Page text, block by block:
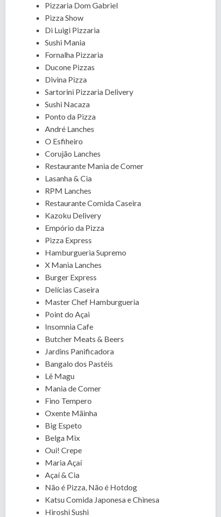
Pizzaria Dom Gabriel
Pizza Show
Di Luigi Pizzaria
Sushi Mania
Fornalha Pizzaria
Ducone Pizzas
Divina Pizza
Sartorini Pizzaria Delivery
Sushi Nacaza
Ponto da Pizza
André Lanches
O Esfiheiro
Corujão Lanches
Restaurante Mania de Comer
Lasanha & Cia
RPM Lanches
Restaurante Comida Caseira
Kazoku Delivery
Empório da Pizza
Pizza Express
Hamburgueria Supremo
X Mania Lanches
Burger Express
Delícias Caseira
Master Chef Hamburgueria
Point do Açai
Insomnia Cafe
Butcher Meats & Beers
Jardins Panificadora
Bangalo dos Pastéis
Lê Magu
Mania de Comer
Fino Tempero
Oxente Mãinha
Big Espeto
Belga Mix
Oui! Crepe
Maria Açaí
Açaí & Cia
Não é Pizza, Não é Hotdog
Katsu Comida Japonesa e Chinesa
Hiroshi Sushi